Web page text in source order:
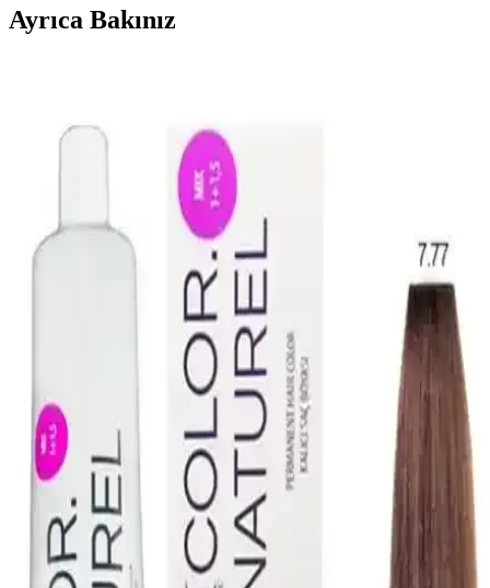
Ayrıca Bakınız
Saç boyama seçenekleri, renkler ve uygulama teknikleri hakkında
detaylı bilgiler içerir. Doğru ürün ve renk seçimi ile saçlarınızda
istediğiniz değişikliği yapabilirsiniz.
Saç Boyama Sanatında Renk Paletleri: Çikolata
Kahve ve Kumral Tonlar Analizi
Palette'nin Çikolata Kahve ve Kumral saç boyaları, yoğun
pigmentleriyle doğal ve parlak renkler sağlar, uzun süre dayanır ve
gri saçlara da doğal görünüm kazandırır.
Koleston Saç Boya Renkleri ve Numaraları
Hakkında Kapsamlı Rehber
Koleston markasının geniş renk yelpazesi ve numaralarıyla saç
boyasında doğru seçim yapmanın püf noktalarını öğrenin. Kendinize
en uygun tonu belirleyerek güzelliğinizi ortaya çıkarın.
Igora Bebek Sarısı: Profesyonel Saç Boyama İçin En
Güvenilir Renk Tonu Rehberi